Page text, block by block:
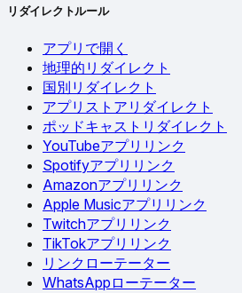
リダイレクトルール
アプリで開く
地理的リダイレクト
国別リダイレクト
アプリストアリダイレクト
ポッドキャストリダイレクト
YouTubeアプリリンク
Spotifyアプリリンク
Amazonアプリリンク
Apple Musicアプリリンク
Twitchアプリリンク
TikTokアプリリンク
リンクローテーター
WhatsAppローテーター